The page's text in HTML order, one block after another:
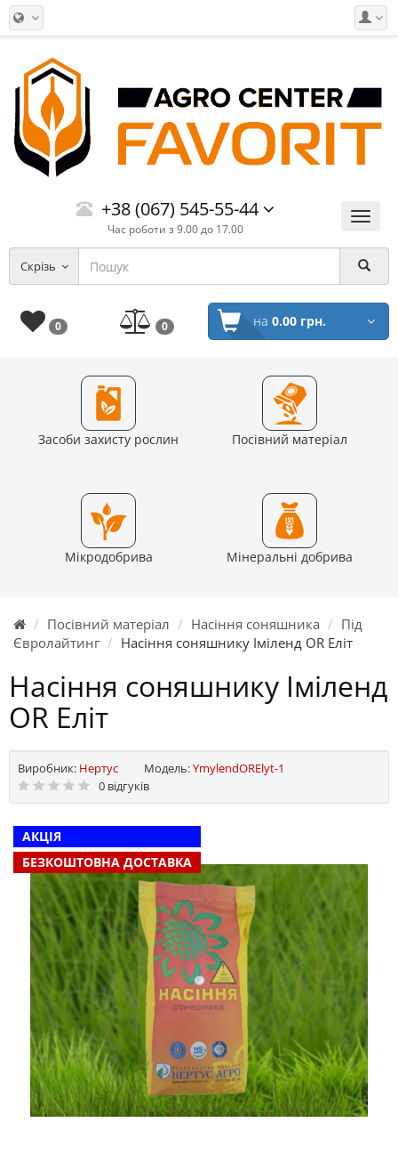
Меню
+38 (067) 545-55-44
Час роботи з 9.00 до 17.00
Скрізь
0 0 на 0.00 грн.
Засоби захисту рослин Посівний матеріал
Мікродобрива Мінеральні добрива
Посівний матеріал Насіння соняшника
Під
Євролайтинг
Насіння соняшнику Іміленд OR Еліт
Насіння соняшнику Іміленд
OR Еліт
Виробник: Нертус Модель:YmylendORElyt-1
0 відгуків
АКЦІЯ
БЕЗКОШТОВНА ДОСТАВКА